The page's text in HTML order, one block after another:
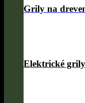
Grily na
Elektrické grily